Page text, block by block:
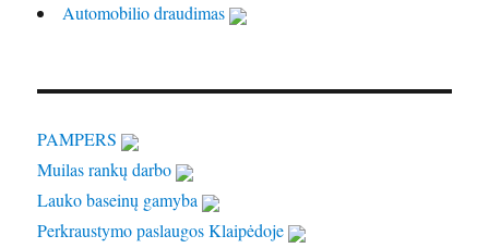
Automobilio draudimas
PAMPERS
Muilas rankų darbo
Lauko baseinų gamyba
Perkraustymo paslaugos Klaipėdoje